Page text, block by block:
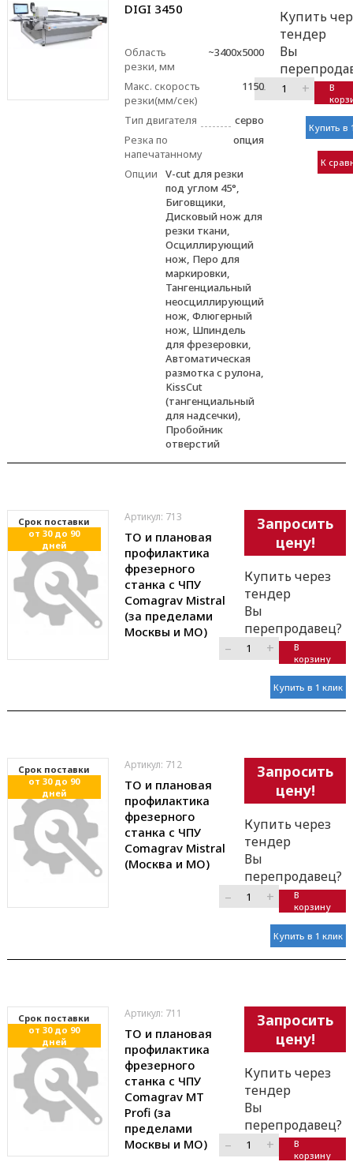
DIGI 3450
Область
резки, мм
~3400x5000
Макс. скорость
резки(мм/сек)
1150
Тип двигателя
серво
Резка по
напечатанному
опция
Опции
V-cut для резки
под углом 45°,
Биговщики,
Дисковый нож для
резки ткани,
Осциллирующий
нож, Перо для
маркировки,
Тангенциальный
неосциллирующий
нож, Флюгерный
нож, Шпиндель
для фрезеровки,
Автоматическая
размотка с рулона,
KissCut
(тангенциальный
для надсечки),
Пробойник
отверстий
Купить
тендер
Вы
–
+
В
Купить в
К
Cрок поставки
от 30 до 90
дней
Артикул: 713
ТО и плановая
профилактика
фрезерного
станка с ЧПУ
Comagrav Mistral
(за пределами
Москвы и МО)
Запросить
цену!
Купить через
тендер
Вы
перепродавец?
–
+
В
корзину
Купить в 1 клик
Cрок поставки
от 30 до 90
дней
Артикул: 712
ТО и плановая
профилактика
фрезерного
станка с ЧПУ
Comagrav Mistral
(Москва и МО)
Запросить
цену!
Купить через
тендер
Вы
перепродавец?
–
+
В
корзину
Купить в 1 клик
Cрок поставки
от 30 до 90
дней
Артикул: 711
ТО и плановая
профилактика
фрезерного
станка с ЧПУ
Comagrav MT
Profi (за
пределами
Москвы и МО)
Запросить
цену!
Купить через
тендер
Вы
перепродавец?
–
+
В
корзину